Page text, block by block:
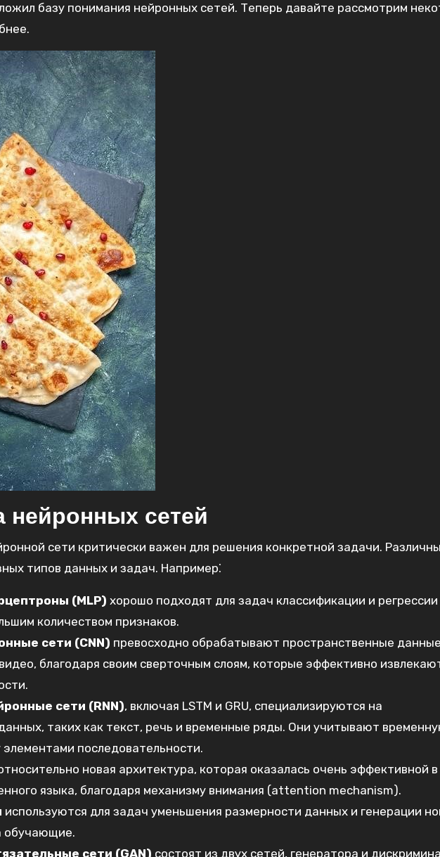
базу понимания нейронных сетей. Теперь давайте рассмотрим
нейронных сетей
сети критически важен для решения конкретной задачи.
типов данных и задач. Например⁚
(MLP) хорошо подходят для задач классификации и регрессии
количеством признаков.
сети (CNN) превосходно обрабатывают пространственные
благодаря своим сверточным слоям, которые эффективно
сети (RNN), включая LSTM и GRU, специализируются на
таких как текст, речь и временные ряды. Они учитывают
последовательности.
новая архитектура, которая оказалась очень эффективной в
языка, благодаря механизму внимания (attention mechanism).
используются для задач уменьшения размерности данных и генерации
обучающие.
сети (GAN) состоят из двух сетей, генератора и